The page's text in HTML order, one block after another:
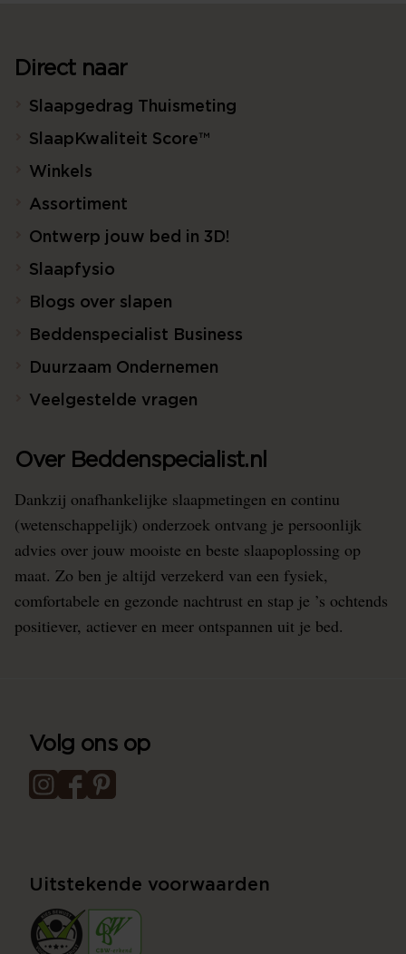
Direct naar
Slaapgedrag Thuismeting
SlaapKwaliteit Score™
Winkels
Assortiment
Ontwerp jouw bed in 3D!
Slaapfysio
Blogs over slapen
Beddenspecialist Business
Duurzaam Ondernemen
Veelgestelde vragen
Over Beddenspecialist.nl
Dankzij onafhankelijke slaapmetingen en continu
(wetenschappelijk) onderzoek ontvang je persoonlijk
advies over jouw mooiste en beste slaapoplossing op
maat. Zo ben je altijd verzekerd van een fysiek,
comfortabele en gezonde nachtrust en stap je ’s ochtends
positiever, actiever en meer ontspannen uit je bed.
Volg ons op
Uitstekende voorwaarden